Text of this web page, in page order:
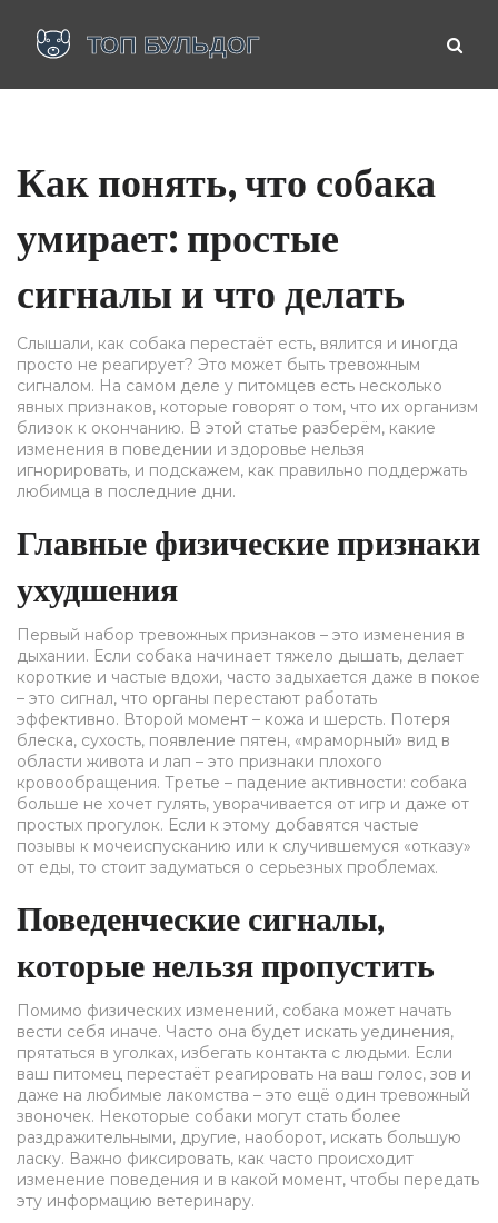
Как понять, что собака
умирает: простые
сигналы и что делать
Слышали, как собака перестаёт есть, вялится и иногда
просто не реагирует? Это может быть тревожным
сигналом. На самом деле у питомцев есть несколько
явных признаков, которые говорят о том, что их организм
близок к окончанию. В этой статье разберём, какие
изменения в поведении и здоровье нельзя
игнорировать, и подскажем, как правильно поддержать
любимца в последние дни.
Главные физические признаки
ухудшения
Первый набор тревожных признаков – это изменения в
дыхании. Если собака начинает тяжело дышать, делает
короткие и частые вдохи, часто задыхается даже в покое
– это сигнал, что органы перестают работать
эффективно. Второй момент – кожа и шерсть. Потеря
блеска, сухость, появление пятен, «мраморный» вид в
области живота и лап – это признаки плохого
кровообращения. Третье – падение активности: собака
больше не хочет гулять, уворачивается от игр и даже от
простых прогулок. Если к этому добавятся частые
позывы к мочеиспусканию или к случившемуся «отказу»
от еды, то стоит задуматься о серьезных проблемах.
Поведенческие сигналы,
которые нельзя пропустить
Помимо физических изменений, собака может начать
вести себя иначе. Часто она будет искать уединения,
прятаться в уголках, избегать контакта с людьми. Если
ваш питомец перестаёт реагировать на ваш голос, зов и
даже на любимые лакомства – это ещё один тревожный
звоночек. Некоторые собаки могут стать более
раздражительными, другие, наоборот, искать большую
ласку. Важно фиксировать, как часто происходит
изменение поведения и в какой момент, чтобы передать
эту информацию ветеринару.